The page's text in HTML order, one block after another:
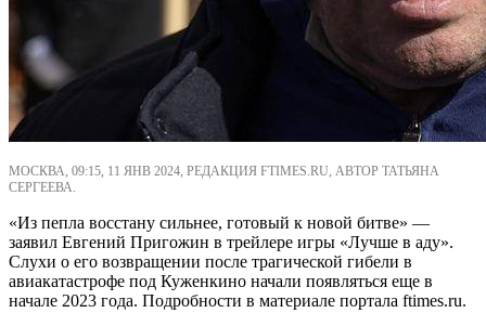
МОСКВА, 09:15, 11 ЯНВ 2024, РЕДАКЦИЯ FTIMES.RU, АВТОР ТАТЬЯНА
СЕРГЕЕВА.
«Из пепла восстану сильнее, готовый к новой битве» —
заявил Евгений Пригожин в трейлере игры «Лучше в аду».
Слухи о его возвращении после трагической гибели в
авиакатастрофе под Куженкино начали появляться еще в
начале 2023 года. Подробности в материале портала ftimes.ru.